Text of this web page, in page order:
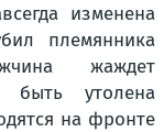
изменена
племянника
жаждет
быть утолена
на фронте